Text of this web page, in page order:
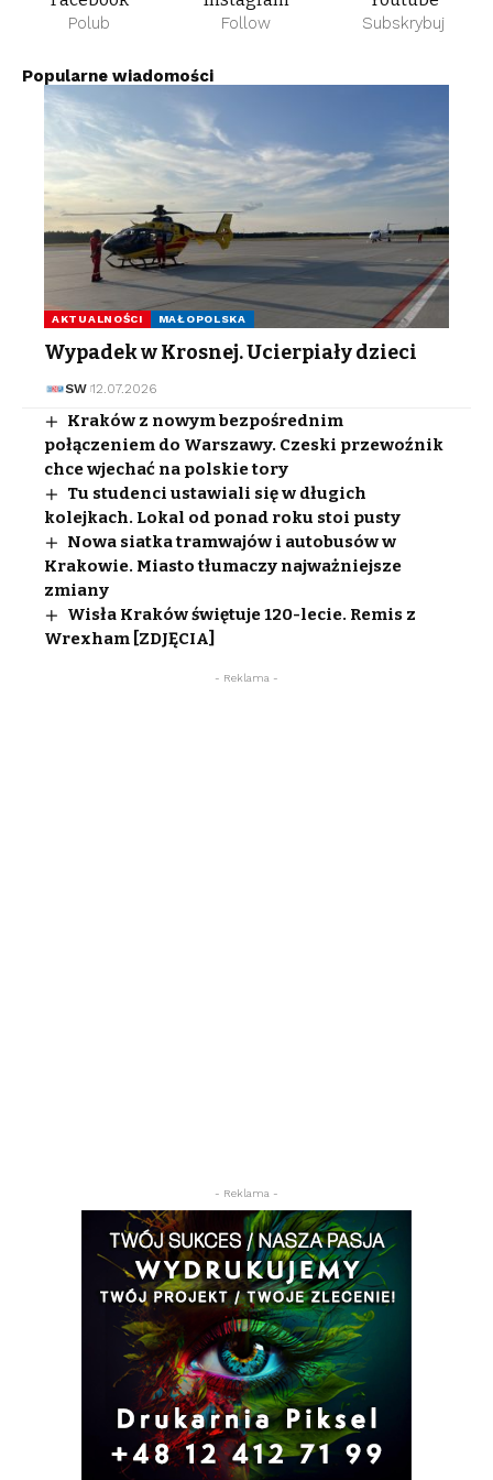
Polub Follow Subskrybuj
Popularne wiadomości
AKTUALNOŚCI MAŁOPOLSKA
Wypadek w Krosnej. Ucierpiały dzieci
SW 12.07.2026
Kraków z nowym bezpośrednim
połączeniem do Warszawy. Czeski przewoźnik
chce wjechać na polskie tory
Tu studenci ustawiali się w długich
kolejkach. Lokal od ponad roku stoi pusty
Nowa siatka tramwajów i autobusów w
Krakowie. Miasto tłumaczy najważniejsze
zmiany
Wisła Kraków świętuje 120-lecie. Remis z
Wrexham [ZDJĘCIA]
- Reklama -
- Reklama -